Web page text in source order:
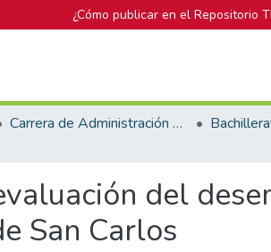
¿Cómo publicar en el Repositorio
Carrera de Administración de Empresas
del
San Carlos